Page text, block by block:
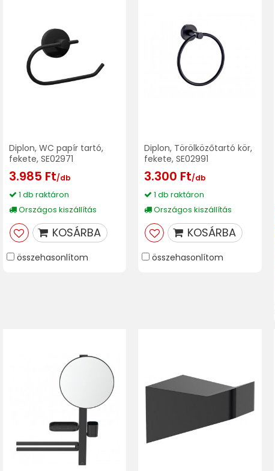
Diplon, WC papír tartó,
fekete, SE02971
3.985 Ft/db
1 db raktáron
Országos kiszállítás
KOSÁRBA
összehasonlítom
Diplon, Törölközőtartó kör,
fekete, SE02991
3.300 Ft/db
1 db raktáron
Országos kiszállítás
KOSÁRBA
összehasonlítom